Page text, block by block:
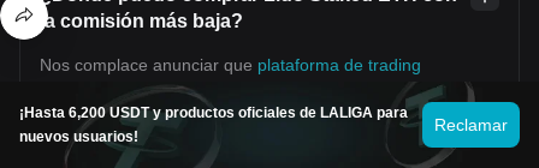
la comisión más baja?
Nos complace anunciar que plataforma de trading
ahora está disponible en el exchange de Bitget.
Bitget ofrece comisiones de trading y profundidad líderes en
la industria para garantizar inversiones rentables para los
traders.
¡Hasta 6,200 USDT y productos oficiales de LALIGA para
nuevos usuarios!
Reclamar